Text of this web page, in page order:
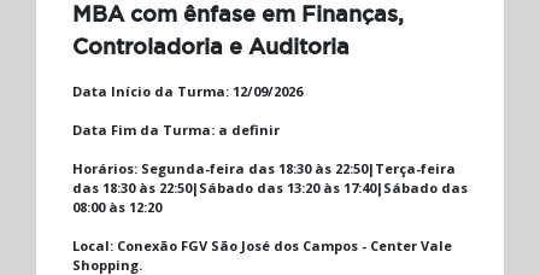
MBA com ênfase em Finanças,
Controladoria e Auditoria
Data Início da Turma: 12/09/2026
Data Fim da Turma: a definir
Horários: Segunda-feira das 18:30 às 22:50|Terça-feira
das 18:30 às 22:50|Sábado das 13:20 às 17:40|Sábado das
08:00 às 12:20
Local: Conexão FGV São José dos Campos - Center Vale
Shopping.